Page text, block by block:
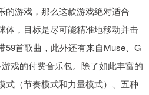
的游戏，那么这款游戏绝对适合
体，目标是尽可能精准地移动并击
59首歌曲，此外还有来自Muse、G
戏的付费音乐包。除了如此丰富的
式（节奏模式和力量模式）、五种